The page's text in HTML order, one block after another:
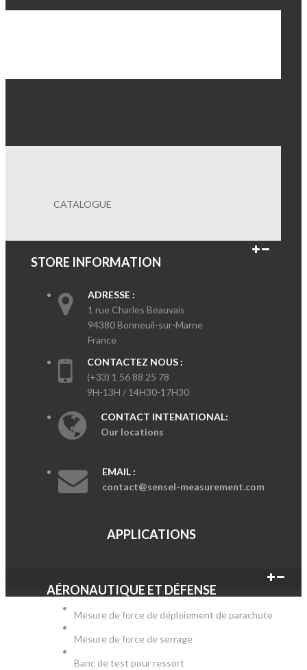
CATALOGUE
STORE INFORMATION
ADRESSE :
1 rue Charles Beauvais
94380 Bonneuil-sur-Marne
France
CONTACTEZ NOUS :
(+33) 1 56 88 25 78
9H-13H / 14H30-17H30
CONTACT INTENATIONAL:
Our locations
EMAIL :
contact@sensel-measurement.com
APPLICATIONS
AÉRONAUTIQUE ET DÉFENSE
Mesure de force de déploiement de parachute
Mesure de force de serrage
Banc de test pour ressort